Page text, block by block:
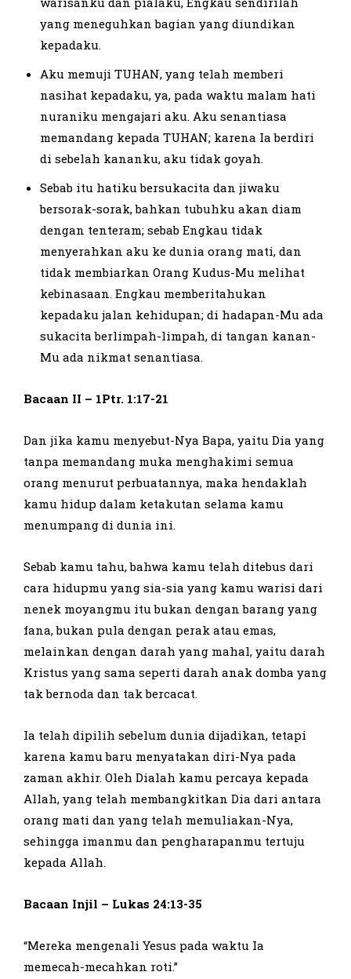
yang meneguhkan bagian yang diundikan
kepadaku.
Aku memuji TUHAN, yang telah memberi
nasihat kepadaku, ya, pada waktu malam hati
nuraniku mengajari aku. Aku senantiasa
memandang kepada TUHAN; karena Ia berdiri
di sebelah kananku, aku tidak goyah.
Sebab itu hatiku bersukacita dan jiwaku
bersorak-sorak, bahkan tubuhku akan diam
dengan tenteram; sebab Engkau tidak
menyerahkan aku ke dunia orang mati, dan
tidak membiarkan Orang Kudus-Mu melihat
kebinasaan. Engkau memberitahukan
kepadaku jalan kehidupan; di hadapan-Mu ada
sukacita berlimpah-limpah, di tangan kanan-
Mu ada nikmat senantiasa.
Bacaan II – 1Ptr. 1:17-21
Dan jika kamu menyebut-Nya Bapa, yaitu Dia yang
tanpa memandang muka menghakimi semua
orang menurut perbuatannya, maka hendaklah
kamu hidup dalam ketakutan selama kamu
menumpang di dunia ini.
Sebab kamu tahu, bahwa kamu telah ditebus dari
cara hidupmu yang sia-sia yang kamu warisi dari
nenek moyangmu itu bukan dengan barang yang
fana, bukan pula dengan perak atau emas,
melainkan dengan darah yang mahal, yaitu darah
Kristus yang sama seperti darah anak domba yang
tak bernoda dan tak bercacat.
Ia telah dipilih sebelum dunia dijadikan, tetapi
karena kamu baru menyatakan diri-Nya pada
zaman akhir. Oleh Dialah kamu percaya kepada
Allah, yang telah membangkitkan Dia dari antara
orang mati dan yang telah memuliakan-Nya,
sehingga imanmu dan pengharapanmu tertuju
kepada Allah.
Bacaan Injil – Lukas 24:13-35
“Mereka mengenali Yesus pada waktu Ia
memecah-mecahkan roti.”